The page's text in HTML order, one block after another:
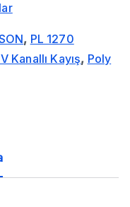
, PL 1270
Kanallı Kayış, Poly